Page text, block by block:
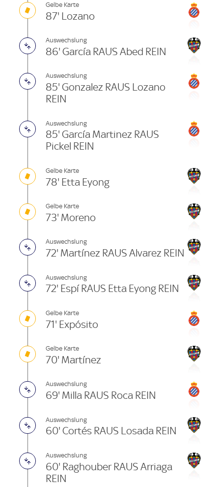
Gelbe Karte
87' Lozano
Auswechslung
86' García RAUS Abed REIN
Auswechslung
85' Gonzalez RAUS Lozano
REIN
Auswechslung
85' García Martinez RAUS
Pickel REIN
Gelbe Karte
78' Etta Eyong
Gelbe Karte
73' Moreno
Auswechslung
72' Martínez RAUS Alvarez REIN
Auswechslung
72' Espí RAUS Etta Eyong REIN
Gelbe Karte
71' Expósito
Gelbe Karte
70' Martínez
Auswechslung
69' Milla RAUS Roca REIN
Auswechslung
60' Cortés RAUS Losada REIN
Auswechslung
60' Raghouber RAUS Arriaga
REIN